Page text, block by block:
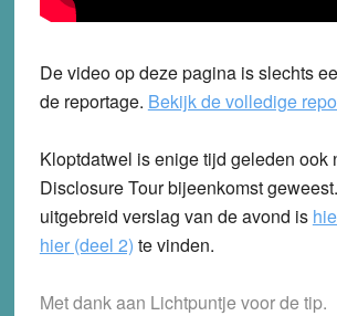
De video op deze pagina is slechts
de reportage. Bekijk de volledige
Kloptdatwel is enige tijd geleden ook
Disclosure Tour bijeenkomst
uitgebreid verslag van de avond is
hier (deel 2) te vinden.
Met dank aan Lichtpuntje voor de tip.